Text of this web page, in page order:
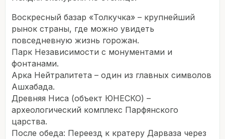
Воскресный базар «Толкучка» – крупнейший
рынок страны, где можно увидеть
повседневную жизнь горожан.
Парк Независимости с монументами и
фонтанами.
Арка Нейтралитета – один из главных символов
Ашхабада.
Древняя Ниса (объект ЮНЕСКО) –
археологический комплекс Парфянского
царства.
После обеда: Переезд к кратеру Дарваза через